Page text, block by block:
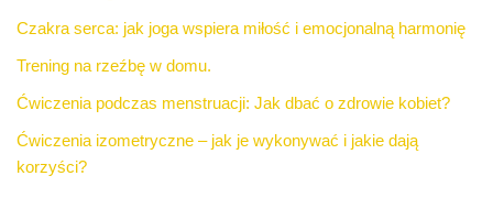
Czakra serca: jak joga wspiera miłość i emocjonalną harmonię
Trening na rzeźbę w domu.
Ćwiczenia podczas menstruacji: Jak dbać o zdrowie kobiet?
Ćwiczenia izometryczne – jak je wykonywać i jakie dają
korzyści?